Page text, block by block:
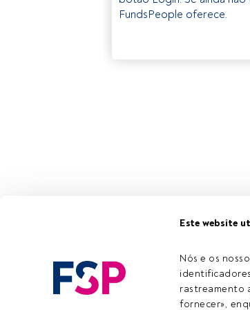
Este website
Nós e os
rastreamento
fornecer»,
FundsPeople oferece.